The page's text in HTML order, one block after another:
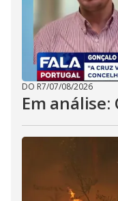
DO R7/07/08/2026
Em análise: